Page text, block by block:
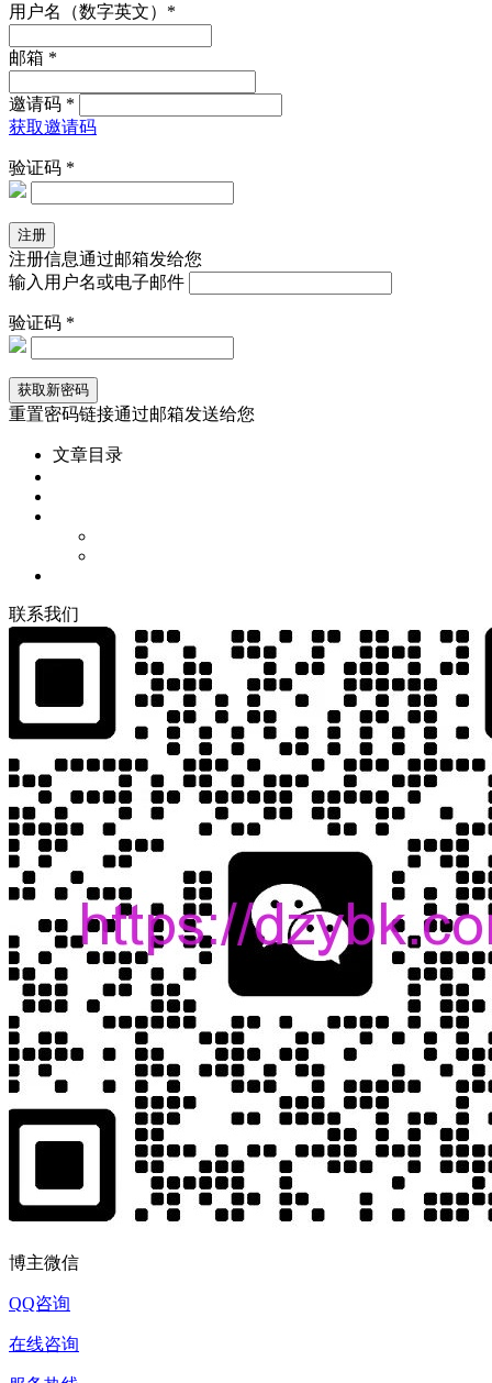
用户名（数字英文）*
邮箱 *
邀请码 *
获取邀请码
验证码 *
注册信息通过邮箱发给您
输入用户名或电子邮件
验证码 *
重置密码链接通过邮箱发送给您
文章目录
联系我们
博主微信
QQ咨询
在线咨询